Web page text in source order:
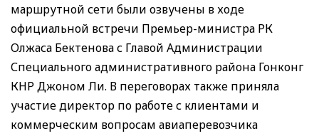
маршрутной сети были озвучены в ходе
официальной встречи Премьер-министра РК
Олжаса Бектенова с Главой Администрации
Специального административного района Гонконг
КНР Джоном Ли. В переговорах также приняла
участие директор по работе с клиентами и
коммерческим вопросам авиаперевозчика